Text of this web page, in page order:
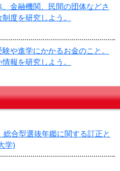
金融機関、民間の団体などさ
度を研究しよう。
や進学にかかるお金のこと。
報を研究しよう。
合型選抜年鑑に関する訂正と
学)